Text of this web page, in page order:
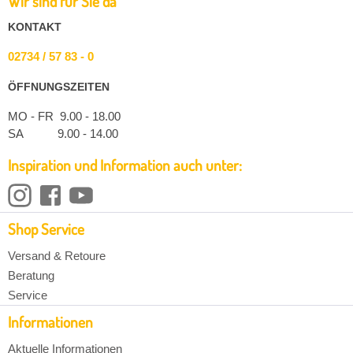
KONTAKT
02734 / 57 83 - 0
ÖFFNUNGSZEITEN
MO - FR 9.00 - 18.00
SA 9.00 - 14.00
Inspiration und Information auch unter:
Shop Service
Versand & Retoure
Beratung
Service
Informationen
Aktuelle Informationen